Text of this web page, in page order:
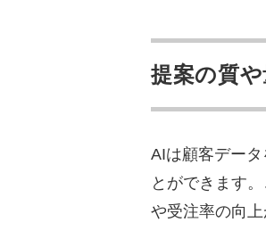
提案の質
AIは顧客データ
とができます
や受注率の向上